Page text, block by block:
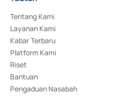
Tentang Kami
Layanan Kami
Kabar Terbaru
Platform Kami
Riset
Bantuan
Pengaduan Nasabah